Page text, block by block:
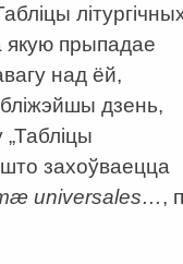
якую прыпадае
над ёй,
дзень,
захоўваецца
universales…,